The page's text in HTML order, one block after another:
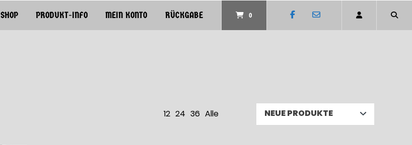
SHOP PRODUKT-INFO MEIN KONTO RÜCKGABE 0
12 24 36 Alle